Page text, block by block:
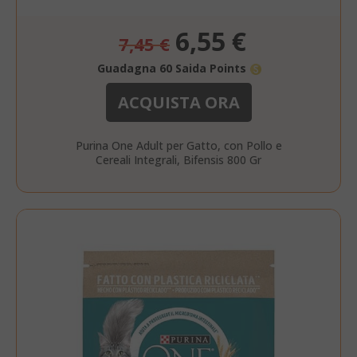
7,45 €
Prezzo
speciale
6,55 €
Guadagna 60 Saida Points
ACQUISTA ORA
Purina One Adult per Gatto, con Pollo e
Cereali Integrali, Bifensis 800 Gr